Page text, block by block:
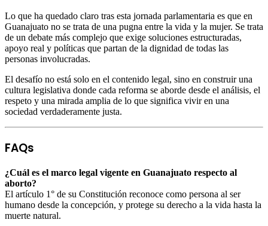
Lo que ha quedado claro tras esta jornada parlamentaria es que en
Guanajuato no se trata de una pugna entre la vida y la mujer. Se trata
de un debate más complejo que exige soluciones estructuradas,
apoyo real y políticas que partan de la dignidad de todas las
personas involucradas.
El desafío no está solo en el contenido legal, sino en construir una
cultura legislativa donde cada reforma se aborde desde el análisis, el
respeto y una mirada amplia de lo que significa vivir en una
sociedad verdaderamente justa.
FAQs
¿Cuál es el marco legal vigente en Guanajuato respecto al
aborto?
El artículo 1° de su Constitución reconoce como persona al ser
humano desde la concepción, y protege su derecho a la vida hasta la
muerte natural.